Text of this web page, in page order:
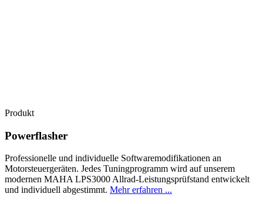
Produkt
Powerflasher
Professionelle und individuelle Softwaremodifikationen an
Motorsteuergeräten. Jedes Tuningprogramm wird auf unserem
modernen MAHA LPS3000 Allrad-Leistungsprüfstand entwickelt
und individuell abgestimmt. Mehr erfahren ...